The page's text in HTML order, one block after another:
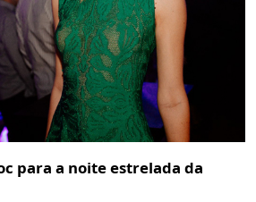
para a noite estrelada da